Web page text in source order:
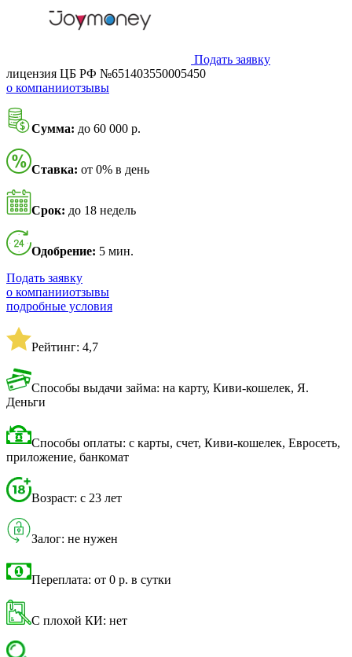
Подать заявку
лицензия ЦБ РФ №651403550005450
о компанииотзывы
Сумма: до 60 000 р.
Ставка: от 0% в день
Срок: до 18 недель
Одобрение: 5 мин.
Подать заявку
о компанииотзывы
подробные условия
Рейтинг: 4,7
Способы выдачи займа: на карту, Киви-кошелек, Я.
Деньги
Способы оплаты: с карты, счет, Киви-кошелек, Евросеть,
приложение, банкомат
Возраст: с 23 лет
Залог: не нужен
Переплата: от 0 р. в сутки
С плохой КИ: нет